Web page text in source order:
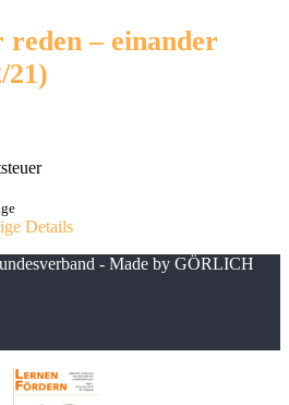
– einander
21)
Details
- Made by GÖRLICH